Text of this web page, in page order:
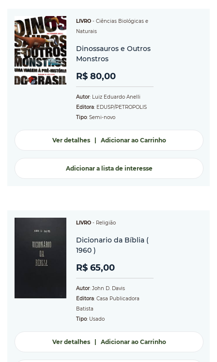
LIVRO - Ciências Biológicas e
Naturais
Dinossauros e Outros
Monstros
R$ 80,00
Autor: Luiz Eduardo Anelli
Editora: EDUSP/PETROPOLIS
Tipo: Semi-novo
Ver detalhes| Adicionar ao Carrinho
Adicionar a lista de interesse
LIVRO - Religião
Dicionario da Bíblia (
1960 )
R$ 65,00
Autor: John D. Davis
Editora: Casa Publicadora
Batista
Tipo: Usado
Ver detalhes| Adicionar ao Carrinho